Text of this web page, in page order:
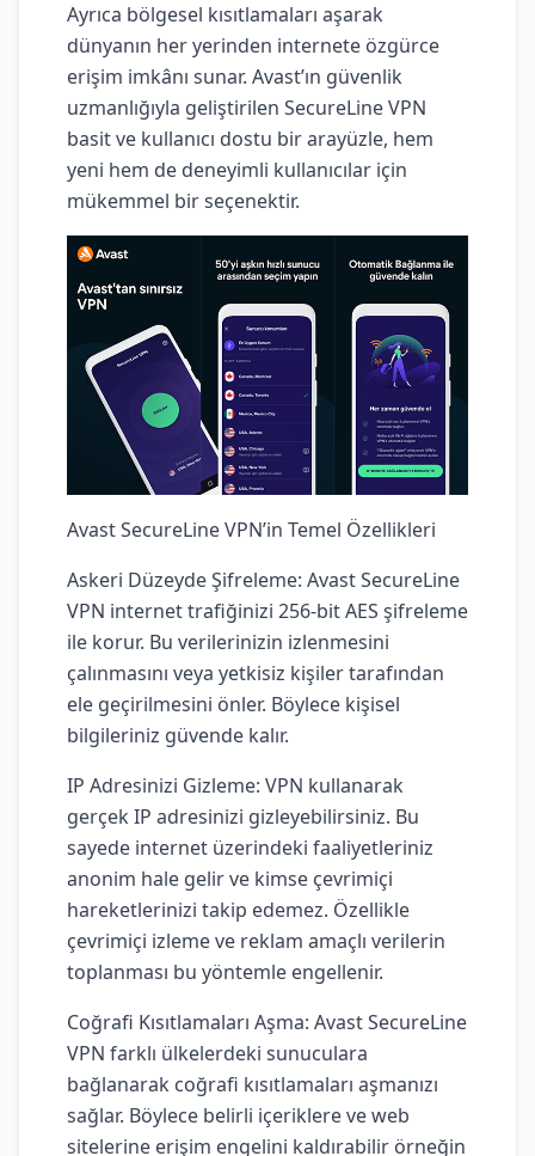
Ayrıca bölgesel kısıtlamaları aşarak
dünyanın her yerinden internete özgürce
erişim imkânı sunar. Avast’ın güvenlik
uzmanlığıyla geliştirilen SecureLine VPN
basit ve kullanıcı dostu bir arayüzle, hem
yeni hem de deneyimli kullanıcılar için
mükemmel bir seçenektir.
Avast SecureLine VPN’in Temel Özellikleri
Askeri Düzeyde Şifreleme: Avast SecureLine
VPN internet trafiğinizi 256-bit AES şifreleme
ile korur. Bu verilerinizin izlenmesini
çalınmasını veya yetkisiz kişiler tarafından
ele geçirilmesini önler. Böylece kişisel
bilgileriniz güvende kalır.
IP Adresinizi Gizleme: VPN kullanarak
gerçek IP adresinizi gizleyebilirsiniz. Bu
sayede internet üzerindeki faaliyetleriniz
anonim hale gelir ve kimse çevrimiçi
hareketlerinizi takip edemez. Özellikle
çevrimiçi izleme ve reklam amaçlı verilerin
toplanması bu yöntemle engellenir.
Coğrafi Kısıtlamaları Aşma: Avast SecureLine
VPN farklı ülkelerdeki sunuculara
bağlanarak coğrafi kısıtlamaları aşmanızı
sağlar. Böylece belirli içeriklere ve web
sitelerine erişim engelini kaldırabilir örneğin